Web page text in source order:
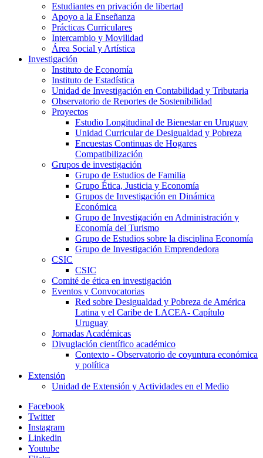
Estudiantes en privación de libertad
Apoyo a la Enseñanza
Prácticas Curriculares
Intercambio y Movilidad
Área Social y Artística
Investigación
Instituto de Economía
Instituto de Estadística
Unidad de Investigación en Contabilidad y Tributaria
Observatorio de Reportes de Sostenibilidad
Proyectos
Estudio Longitudinal de Bienestar en Uruguay
Unidad Curricular de Desigualdad y Pobreza
Encuestas Continuas de Hogares
Compatibilización
Grupos de investigación
Grupo de Estudios de Familia
Grupo Ética, Justicia y Economía
Grupos de Investigación en Dinámica
Económica
Grupo de Investigación en Administración y
Economía del Turismo
Grupo de Estudios sobre la disciplina Economía
Grupo de Investigación Emprendedora
CSIC
CSIC
Comité de ética en investigación
Eventos y Convocatorias
Red sobre Desigualdad y Pobreza de América
Latina y el Caribe de LACEA- Capítulo
Uruguay
Jornadas Académicas
Divuglación científico académico
Contexto - Observatorio de coyuntura económica
y política
Extensión
Unidad de Extensión y Actividades en el Medio
Facebook
Twitter
Instagram
Linkedin
Youtube